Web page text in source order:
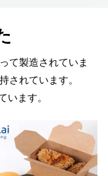
て製造されていま
されています。
ます。